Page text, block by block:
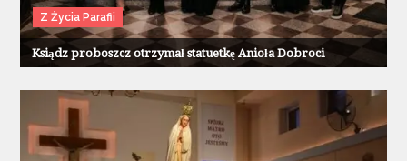
Z Życia Parafii
Ksiądz proboszcz otrzymał statuetkę Anioła Dobroci